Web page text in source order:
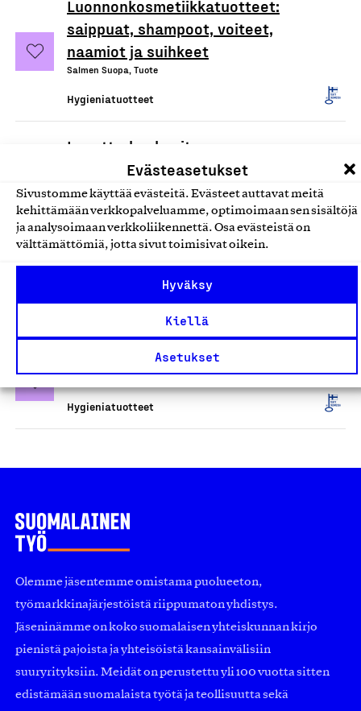
Evästeasetukset
Sivustomme käyttää evästeitä. Evästeet auttavat meitä
kehittämään verkkopalveluamme, optimoimaan sen sisältöjä
ja analysoimaan verkkoliikennettä. Osa evästeistä on
välttämättömiä, jotta sivut toimisivat oikein.
Hyväksy
Kiellä
Asetukset
Luonnonkosmetiikkatuotteet:
saippuat, shampoot, voiteet,
naamiot ja suihkeet
Salmen Suopa, Tuote
Hygieniatuotteet
Lunette-kuukupit
Hexamer Oy, Tuote
Hygieniatuotteet
Septidin, antiseptinen
haavanpuhdistusliuos
Pienen Saippuapajan tuotteet
Pieni Saippuapaja, Tuote
Hygieniatuotteet
Olemme jäsentemme omistama puolueeton,
työmarkkinajärjestöistä riippumaton yhdistys.
Jäseninämme on koko suomalaisen yhteiskunnan kirjo
pienistä pajoista ja yhteisöistä kansainvälisiin
suuryrityksiin. Meidät on perustettu yli 100 vuotta sitten
edistämään suomalaista työtä ja teollisuutta sekä